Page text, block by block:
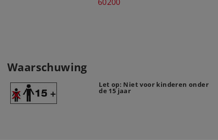
60200
Waarschuwing
Let op: Niet voor kinderen onder
de 15 jaar